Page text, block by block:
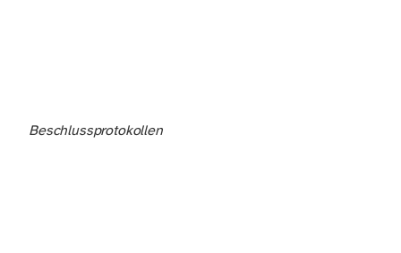
Beschlussprotokollen